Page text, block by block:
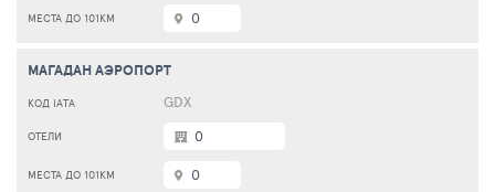
0
МАГАДАН АЭРОПОРТ
GDX
0
0